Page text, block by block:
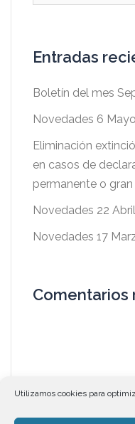
Utilizamos cookies para
Entradas
Boletín del mes
Novedades 6
Eliminación
en casos de
permanente o
Novedades 22
Novedades 17
Comentarios